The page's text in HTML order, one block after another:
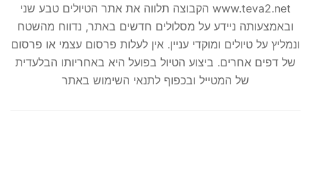
הקבוצה תלווה את אתר הטיולים טבע שני www.teva2.net
ובאמצעותה ניידע על מסלולים חדשים באתר, נדווח מהשטח
ונמליץ על טיולים ומוקדי עניין. אין לעלות פרסום עצמי או פרסום
של דפים אחרים. ביצוע הטיול בפועל היא באחריותו הבלעדית
של המטייל ובכפוף לתנאי השימוש באתר